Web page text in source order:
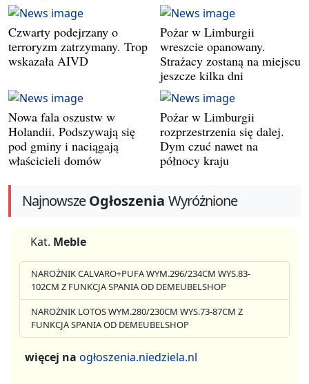
Czwarty podejrzany o
terroryzm zatrzymany. Trop
wskazała AIVD
Pożar w Limburgii
wreszcie opanowany.
Strażacy zostaną na miejscu
jeszcze kilka dni
Nowa fala oszustw w
Holandii. Podszywają się
pod gminy i naciągają
właścicieli domów
Pożar w Limburgii
rozprzestrzenia się dalej.
Dym czuć nawet na
północy kraju
NajnowszeOgłoszenia Wyróżnione
Kat. Meble
NAROŻNIK CALVARO+PUFA WYM.296/234CM WYS.83-
102CM Z FUNKCJA SPANIA OD DEMEUBELSHOP
NAROŻNIK LOTOS WYM.280/230CM WYS.73-87CM Z
FUNKCJA SPANIA OD DEMEUBELSHOP
więcej na ogłoszenia.niedziela.nl